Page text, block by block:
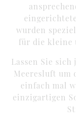
wurden
für die kleine
Lassen Sie
Meeresluft um
einfach mal
einzigartigen